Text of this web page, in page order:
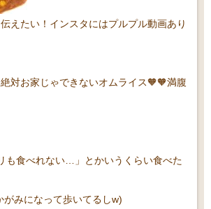
えたい！インスタにはプルプル動画あり
対お家じゃできないオムライス🧡🧡満腹
も食べれない…」とかいうくらい食べた
がみになって歩いてるしw)